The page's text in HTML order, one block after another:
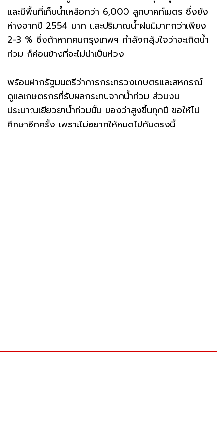
และมีพื้นที่เก็บน้ำเหลือกว่า 6,000 ลูกบาศก์เมตร ซึ่งยัง
ห่างจากปี 2554 มาก และปริมาณน้ำฝนมีมากกว่าเพียง
2-3 % ซึ่งถ้าหากคนกรุงเทพฯ กำลังกลุ้มใจว่าจะเกิดน้ำ
ท่วม ก็ค่อนข้างที่จะไม่น่าเป็นห่วง
พร้อมฝากรัฐมนตรีว่าการกระทรวงเกษตรและสหกรณ์
ดูแลเกษตรกรที่รับผลกระทบจากน้ำท่วม ส่วนงบ
ประมาณเยียวยาน้ำท่วมนั้น มองว่าสูงขึ้นทุกปี ขอให้ไป
ศึกษาอีกครั้ง เพราะไม่อยากให้หมดไปกับตรงนี้